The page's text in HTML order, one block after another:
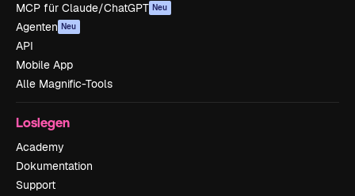
MCP für Claude/ChatGPT Neu
Agenten Neu
API
Mobile App
Alle Magnific-Tools
Loslegen
Academy
Dokumentation
Support